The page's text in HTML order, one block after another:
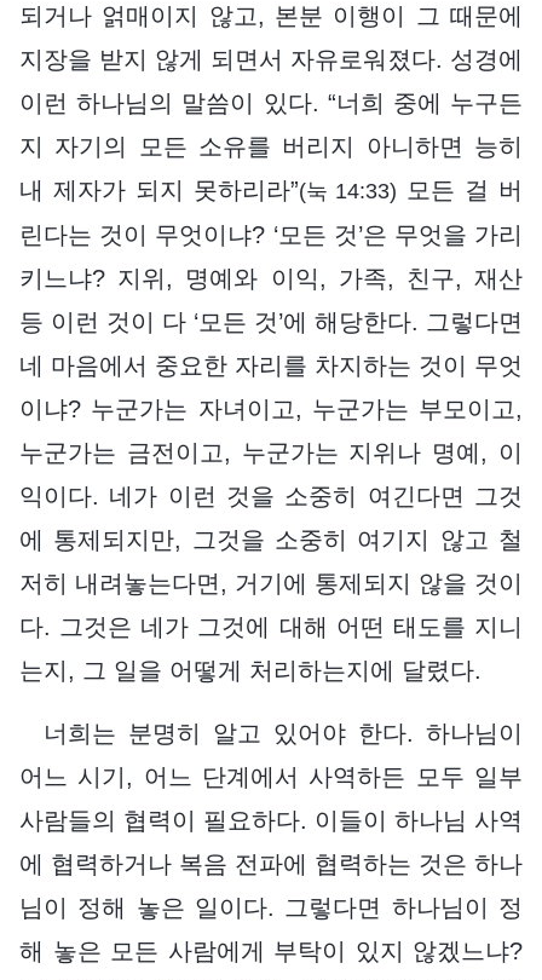
되거나 얽매이지 않고, 본분 이행이 그 때문에
지장을 받지 않게 되면서 자유로워졌다. 성경에
이런 하나님의 말씀이 있다. “너희 중에 누구든
지 자기의 모든 소유를 버리지 아니하면 능히
내 제자가 되지 못하리라”(눅 14:33) 모든 걸 버
린다는 것이 무엇이냐? ‘모든 것’은 무엇을 가리
키느냐? 지위, 명예와 이익, 가족, 친구, 재산
등 이런 것이 다 ‘모든 것’에 해당한다. 그렇다면
네 마음에서 중요한 자리를 차지하는 것이 무엇
이냐? 누군가는 자녀이고, 누군가는 부모이고,
누군가는 금전이고, 누군가는 지위나 명예, 이
익이다. 네가 이런 것을 소중히 여긴다면 그것
에 통제되지만, 그것을 소중히 여기지 않고 철
저히 내려놓는다면, 거기에 통제되지 않을 것이
다. 그것은 네가 그것에 대해 어떤 태도를 지니
는지, 그 일을 어떻게 처리하는지에 달렸다.
너희는 분명히 알고 있어야 한다. 하나님이
어느 시기, 어느 단계에서 사역하든 모두 일부
사람들의 협력이 필요하다. 이들이 하나님 사역
에 협력하거나 복음 전파에 협력하는 것은 하나
님이 정해 놓은 일이다. 그렇다면 하나님이 정
해 놓은 모든 사람에게 부탁이 있지 않겠느냐?